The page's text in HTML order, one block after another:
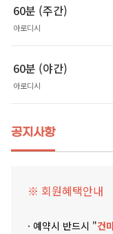
60분 (주간)
아로디시
60분 (야간)
아로디시
공지사항
※ 회원혜택안내
· 예약시 반드시 "건